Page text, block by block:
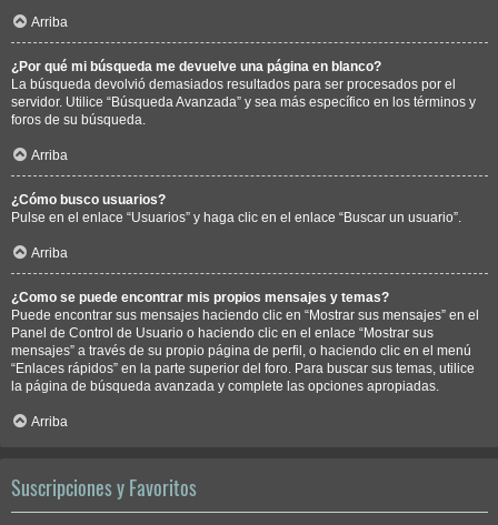
Arriba
¿Por qué mi búsqueda me devuelve una página en blanco?
La búsqueda devolvió demasiados resultados para ser procesados por el
servidor. Utilice “Búsqueda Avanzada” y sea más específico en los términos y
foros de su búsqueda.
Arriba
¿Cómo busco usuarios?
Pulse en el enlace “Usuarios” y haga clic en el enlace “Buscar un usuario”.
Arriba
¿Como se puede encontrar mis propios mensajes y temas?
Puede encontrar sus mensajes haciendo clic en “Mostrar sus mensajes” en el
Panel de Control de Usuario o haciendo clic en el enlace “Mostrar sus
mensajes” a través de su propio página de perfil, o haciendo clic en el menú
“Enlaces rápidos” en la parte superior del foro. Para buscar sus temas, utilice
la página de búsqueda avanzada y complete las opciones apropiadas.
Arriba
Suscripciones y Favoritos